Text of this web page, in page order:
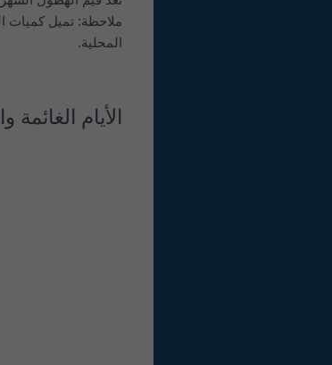
ملاحظة: تميل كميات
المحلية.
الأيام